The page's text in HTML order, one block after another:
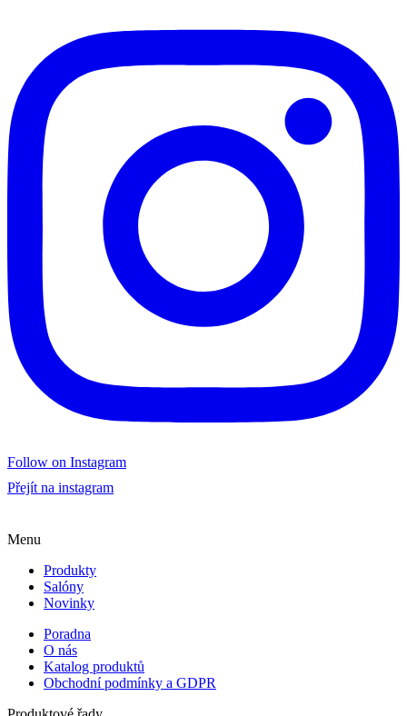
Follow on Instagram
Přejít na instagram
Menu
Produkty
Salóny
Novinky
Poradna
O nás
Katalog produktů
Obchodní podmínky a GDPR